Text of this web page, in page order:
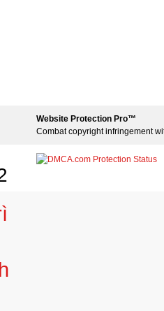
Website Protection Pro™
Combat copyright infringement